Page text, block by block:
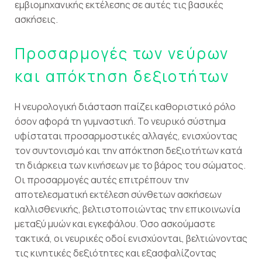
εμβιομηχανικής εκτέλεσης σε αυτές τις βασικές
ασκήσεις.
Προσαρμογές των νεύρων
και απόκτηση δεξιοτήτων
Η νευρολογική διάσταση παίζει καθοριστικό ρόλο
όσον αφορά τη γυμναστική. Το νευρικό σύστημα
υφίσταται προσαρμοστικές αλλαγές, ενισχύοντας
τον συντονισμό και την απόκτηση δεξιοτήτων κατά
τη διάρκεια των κινήσεων με το βάρος του σώματος.
Οι προσαρμογές αυτές επιτρέπουν την
αποτελεσματική εκτέλεση σύνθετων ασκήσεων
καλλισθενικής, βελτιστοποιώντας την επικοινωνία
μεταξύ μυών και εγκεφάλου. Όσο ασκούμαστε
τακτικά, οι νευρικές οδοί ενισχύονται, βελτιώνοντας
τις κινητικές δεξιότητες και εξασφαλίζοντας